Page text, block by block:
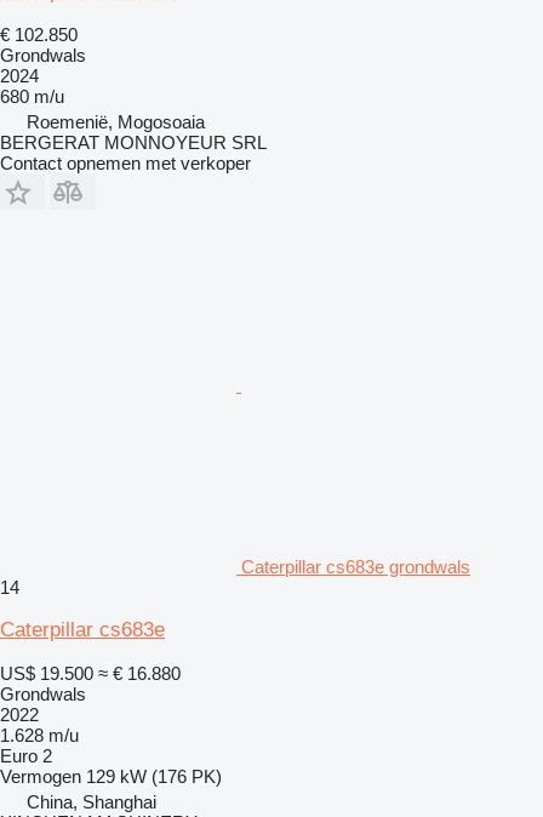
€ 102.850
Grondwals
2024
680 m/u
Roemenië, Mogosoaia
BERGERAT MONNOYEUR SRL
Contact opnemen met verkoper
Caterpillar cs683e grondwals
14
Caterpillar cs683e
US$ 19.500 ≈ € 16.880
Grondwals
2022
1.628 m/u
Euro 2
Vermogen 129 kW (176 PK)
China, Shanghai